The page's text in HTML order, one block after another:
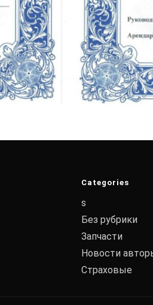
Categories
s
Без рубрики
Запчасти
Новости
Страховые